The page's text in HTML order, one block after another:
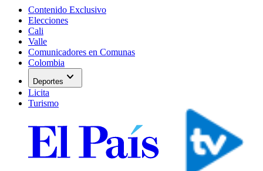
Contenido Exclusivo
Elecciones
Cali
Valle
Comunicadores en Comunas
Colombia
Deportes expand_more
Licita
Turismo